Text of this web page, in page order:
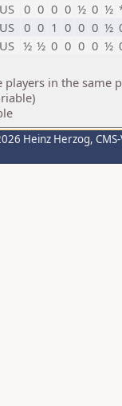
0 0 0 0 ½ 0 ½
0 0 1 0 0 0 ½
½ ½ 0 0 0 0 ½
players in the same
Heinz Herzog,